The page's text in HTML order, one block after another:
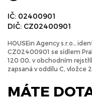
IČ: 02400901
DIČ: CZ02400901
HOUSEin Agency s.r.o.,
CZ02400901 se sídlem
120 00, v obchodním
zapsaná v oddílu C, vložce
MÁTE